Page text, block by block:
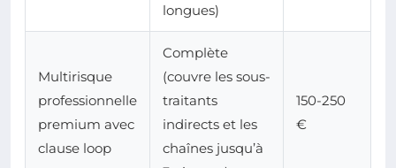
longues)
Multirisque
professionnelle
premium avec
clause loop
Complète
(couvre les sous-
traitants
indirects et les
chaînes jusqu’à
150-250
€